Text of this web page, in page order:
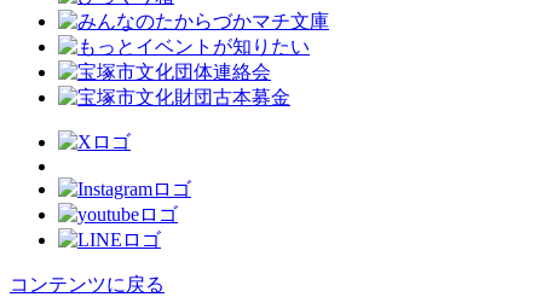
コンテンツに戻る